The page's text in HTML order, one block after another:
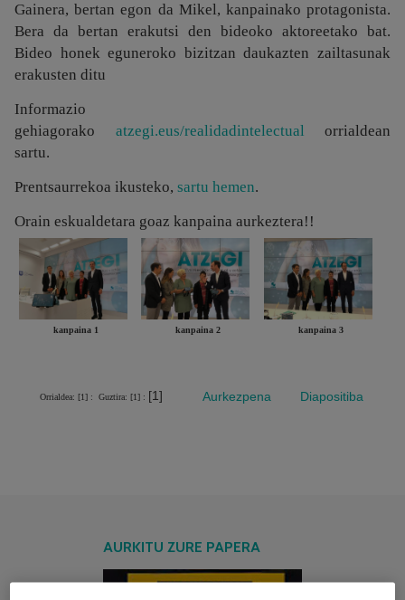
Gainera, bertan egon da Mikel, kanpainako protagonista.
Bera da bertan erakutsi den bideoko aktoreetako bat.
Bideo honek eguneroko bizitzan daukazten zailtasunak
erakusten ditu
Informazio
gehiagorako atzegi.eus/realidadintelectual orrialdean
sartu.
Prentsaurrekoa ikusteko, sartu hemen.
Orain eskualdetara goaz kanpaina aurkeztera!!
kanpaina 1 kanpaina 2 kanpaina 3
Orrialdea: [1] : Guztira: [1] : [1] Aurkezpena Diapositiba
AURKITU ZURE PAPERA